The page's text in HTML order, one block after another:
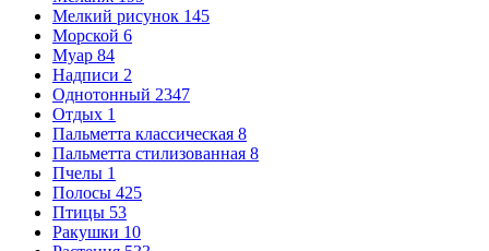
Мелкий рисунок 145
Морской 6
Муар 84
Надписи 2
Однотонный 2347
Отдых 1
Пальметта классическая 8
Пальметта стилизованная 8
Пчелы 1
Полосы 425
Птицы 53
Ракушки 10